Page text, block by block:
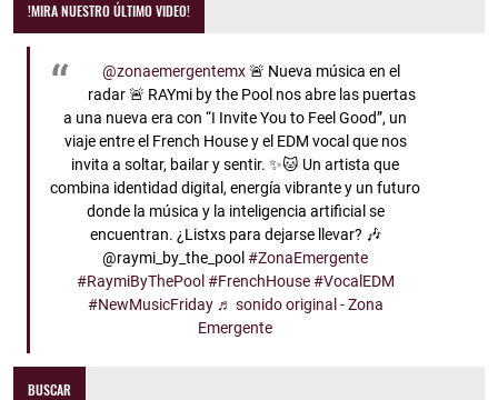
!MIRA NUESTRO ÚLTIMO VIDEO!
@zonaemergentemx🚨 Nueva música en el
radar 🚨 RAYmi by the Pool nos abre las puertas
a una nueva era con “I Invite You to Feel Good”, un
viaje entre el French House y el EDM vocal que nos
invita a soltar, bailar y sentir. ✨🐱 Un artista que
combina identidad digital, energía vibrante y un futuro
donde la música y la inteligencia artificial se
encuentran. ¿Listxs para dejarse llevar? 🎶
@raymi_by_the_pool#ZonaEmergente
#RaymiByThePool #FrenchHouse #VocalEDM
#NewMusicFriday ♬ sonido original - Zona
Emergente
BUSCAR